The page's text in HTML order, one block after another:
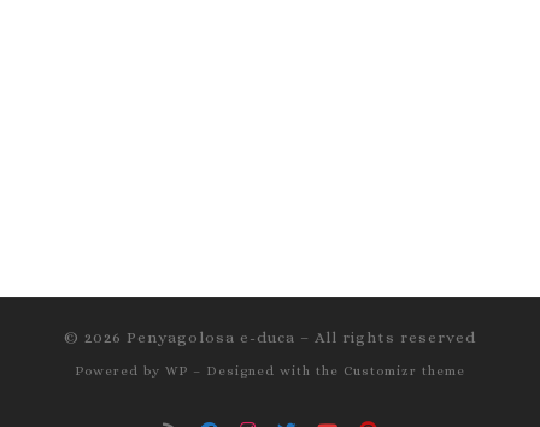
© 2026 Penyagolosa e-duca – All rights reserved
Powered by WP – Designed with the Customizr theme